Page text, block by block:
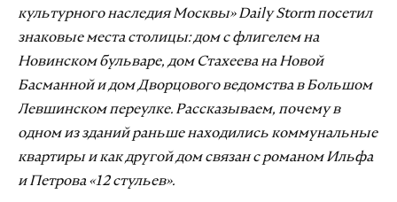
культурного наследия Москвы» Daily Storm посетил
знаковые места столицы: дом с флигелем на
Новинском бульваре, дом Стахеева на Новой
Басманной и дом Дворцового ведомства в Большом
Левшинском переулке. Рассказываем, почему в
одном из зданий раньше находились коммунальные
квартиры и как другой дом связан с романом Ильфа
и Петрова «12 стульев».